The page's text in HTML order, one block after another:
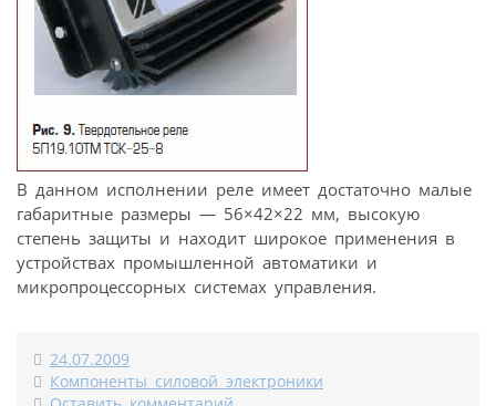
В данном исполнении реле имеет достаточно малые
габаритные размеры — 56×42×22 мм, высокую
степень защиты и находит широкое применения в
устройствах промышленной автоматики и
микропроцессорных системах управления.
24.07.2009
Компоненты силовой электроники